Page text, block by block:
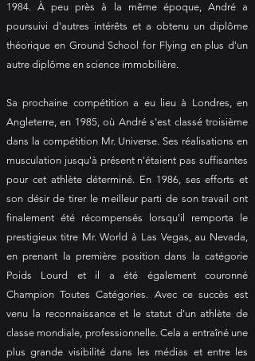
1984. À peu près à la même époque, André a
poursuivi d'autres intérêts et a obtenu un diplôme
théorique en Ground School for Flying en plus d'un
autre diplôme en science immobilière.
Sa prochaine compétition a eu lieu à Londres, en
Angleterre, en 1985, où André s'est classé troisième
dans la compétition Mr. Universe. Ses réalisations en
musculation jusqu'à présent n'étaient pas suffisantes
pour cet athlète déterminé. En 1986, ses efforts et
son désir de tirer le meilleur parti de son travail ont
finalement été récompensés lorsqu'il remporta le
prestigieux titre Mr. World à Las Vegas, au Nevada,
en prenant la première position dans la catégorie
Poids Lourd et il a été également couronné
Champion Toutes Catégories. Avec ce succès est
venu la reconnaissance et le statut d'un athlète de
classe mondiale, professionnelle. Cela a entraîné une
plus grande visibilité dans les médias et entre les